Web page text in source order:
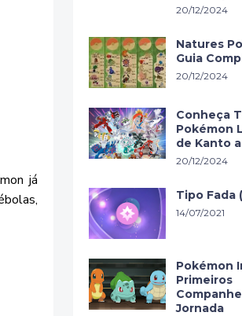
já
20/12/2024
Natures
Guia
20/12/2024
Conheça
Pokémon
de Kanto
20/12/2024
Tipo Fada
14/07/2021
Pokémon
Primeiros
Jornada